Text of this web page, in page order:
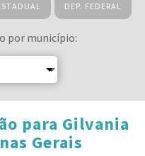
DEP. FEDERAL
por município:
para Gilvania
Gerais